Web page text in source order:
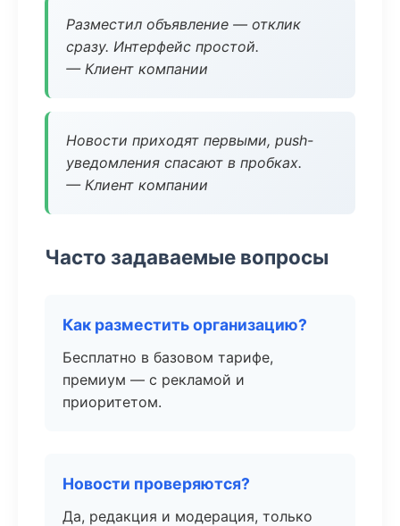
Разместил объявление — отклик
сразу. Интерфейс простой.
— Клиент компании
Новости приходят первыми, push-
уведомления спасают в пробках.
— Клиент компании
Часто задаваемые вопросы
Как разместить организацию?
Бесплатно в базовом тарифе,
премиум — с рекламой и
приоритетом.
Новости проверяются?
Да, редакция и модерация, только